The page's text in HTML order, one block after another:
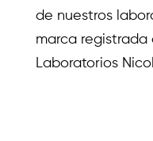
de nuestros
marca registrada
Laboratorios